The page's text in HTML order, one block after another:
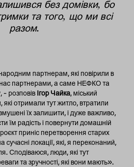
без домівки, бо
та того, що ми всі
разом.
партнерам, які повірили в
партнерами, а саме НЕФКО та
розповів Ігор Чайка, міський
отримали тут житло, втратили
їх залишити, і дуже важливо,
їм радість і повернути домашній
приніс перетворення старих
сучасні локації, які, я переконаний,
Сподіваюся, люди, які тут
та зручності, які вони мають».